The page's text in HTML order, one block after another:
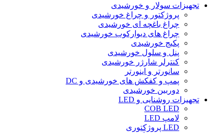
تجهیزات سولار و خورشیدی
پروژکتور و چراغ خورشیدی
چراغ باغچه ای خورشیدی
چراغ های دیوارکوب خورشیدی
پکیج خورشیدی
پنل و سلول خورشیدی
کنترلر شارژر خورشیدی
سانورتر و اینورتر
پمپ و کفکش های خورشیدی و DC
دوربین خورشیدی
تجهیزات روشنایی و LED
COB LED
لامپ LED
LED پروژکتوری